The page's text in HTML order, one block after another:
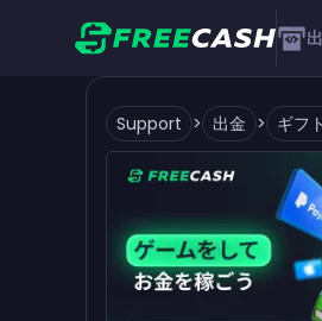
Support > 出金 > ギフ